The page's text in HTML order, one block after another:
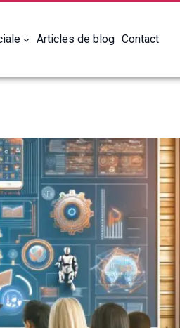
Articles de blog Contact